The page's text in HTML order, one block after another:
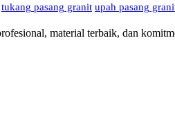
tukang pasang granit upah pasang
material terbaik, dan